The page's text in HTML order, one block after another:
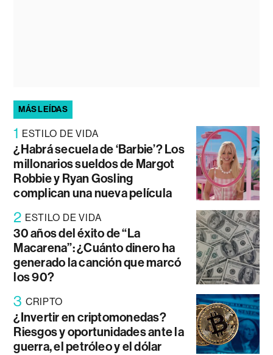
MÁS LEÍDAS
1 ESTILO DE VIDA
¿Habrá secuela de ‘Barbie’? Los
millonarios sueldos de Margot
Robbie y Ryan Gosling
complican una nueva película
2 ESTILO DE VIDA
30 años del éxito de “La
Macarena”: ¿Cuánto dinero ha
generado la canción que marcó
los 90?
3 CRIPTO
¿Invertir en criptomonedas?
Riesgos y oportunidades ante la
guerra, el petróleo y el dólar